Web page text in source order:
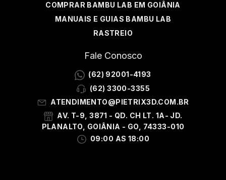
COMPRAR BAMBU LAB EM GOIÂNIA
MANUAIS E GUIAS BAMBU LAB
RASTREIO
Fale Conosco
(62) 92001-4193
(62) 3300-3355
ATENDIMENTO@PIETRIX3D.COM.BR
AV. T-9, 3871 - QD. CH LT. 1A- JD.
PLANALTO, GOIÂNIA - GO, 74333-010
09:00 AS 18:00